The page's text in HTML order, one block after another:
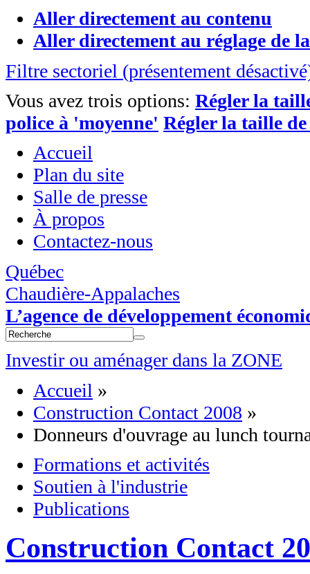
Aller directement au contenu
Aller directement au réglage de
Filtre sectoriel (présentement
Vous avez trois options: Régler la
police à 'moyenne' Régler la taille
Accueil
Plan du site
Salle de presse
À propos
Contactez-nous
Québec
Chaudière-Appalaches
L’agence de développement
Investir ou aménager dans la ZONE
Accueil »
Construction Contact 2008 »
Donneurs d'ouvrage au lunch
Formations et activités
Soutien à l'industrie
Publications
Construction Contact